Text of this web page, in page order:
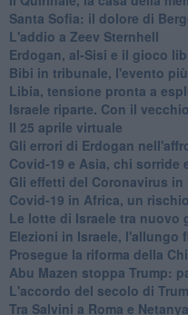
Santa Sofia: il dolore di
L'addio a ​Zeev Sternhell
Erdogan, al-Sisi e il gioco
Bibi in tribunale, l'evento
Libia, tensione pronta a
Israele riparte. Con il
Il 25 aprile virtuale
Gli errori di Erdogan
Covid-19 e Asia, chi sorride
Gli effetti del Coronavirus in
Covid-19 in Africa, un
Le lotte di Israele tra nuovo
Elezioni in Israele, l'allungo
Prosegue la riforma della
Abu Mazen stoppa Trump:
L'accordo del secolo di
Tra Salvini a Roma e